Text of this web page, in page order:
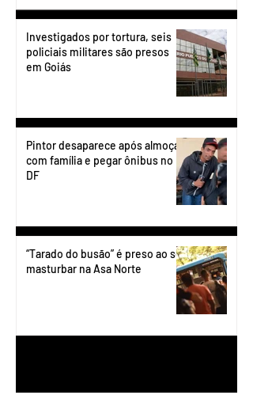
Investigados por tortura, seis
policiais militares são presos
em Goiás
Pintor desaparece após almoçar
com família e pegar ônibus no
DF
“Tarado do busão” é preso ao se
masturbar na Asa Norte